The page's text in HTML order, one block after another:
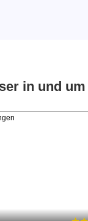
in und